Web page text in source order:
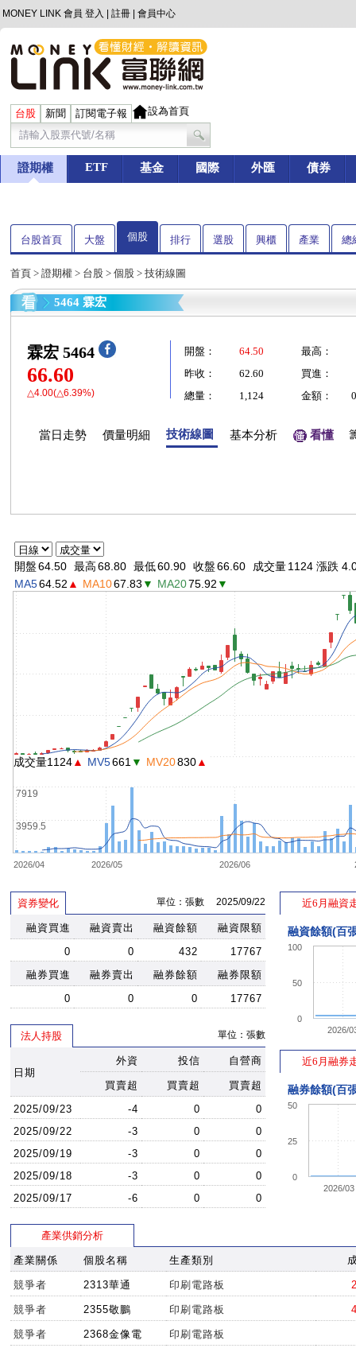
MONEY LINK 會員 登入 註冊 會員中心
台股 新聞 訂閱電子報 設為首頁
證期權 ETF 基金 國際 外匯 債券
台股首頁 大盤 個股 排行 選股 興櫃 產業 總
首頁 > 證期權 > 台股 > 個股 > 技術線圖
5464 霖宏
霖宏 5464
66.60
△4.00(△6.39%)
開盤： 64.50
最高：
昨收：
62.60
買進：
總量：
1,124 金額：
當日走勢 價量明細 技術線圖 基本分析 看懂
開盤64.50 最高68.80 最低60.90 收盤66.60 成交量1124 漲跌
MA564.52 ▲ MA1067.83 ▼ MA2075.92 ▼
2026/04 2026/05 2026/06
3959.5
7919
成交量1124▲ MV5661 ▼ MV20830▲
資券變化 單位：張數 2025/09/22
融資買進 融資賣出 融資餘額
融資限額
0
0 432
17767
融券買進
融券賣出 融券餘額
融券限額
0
0 0 17767
法人持股 單位：張數
日期
外資 投信 自營商
買賣超 買賣超
買賣超
2025/09/23
-4 0
0
2025/09/22
-3 0
0
2025/09/19
-3 0
0
2025/09/18
-3 0
0
2025/09/17
-6 0 0
近6月融資
融資餘額(百
2026/
0
50
100
近6月融券
融券餘額(百
2026/03
0
25
50
產業供銷分析
產業關係 個股名稱 生產類別
競爭者 2313華通 印刷電路板
競爭者 2355敬鵬 印刷電路板
競爭者 2368金像電 印刷電路板